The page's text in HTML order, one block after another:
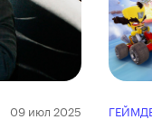
09 июл 2025